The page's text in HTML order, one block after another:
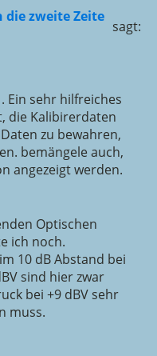
die zweite Zeite
sagt:
Ein sehr hilfreiches
die Kalibirerdaten
zu bewahren,
bemängele auch,
angezeigt werden.
Optischen
ich noch.
10 dB Abstand bei
sind hier zwar
bei +9 dBV sehr
muss.